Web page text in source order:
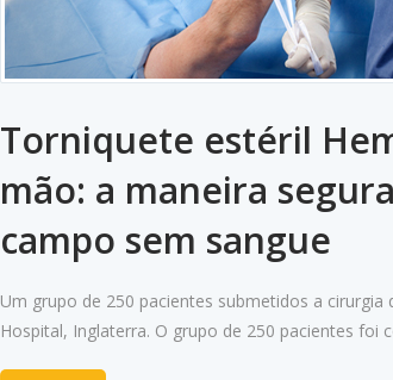
Torniquete estéril
mão: a maneira
campo sem sangue
Um grupo de 250 pacientes submetidos a
Hospital, Inglaterra. O grupo de 250 pacientes foi